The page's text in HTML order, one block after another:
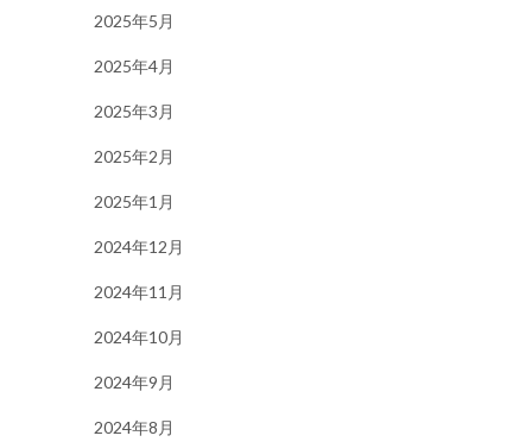
2025年5月
2025年4月
2025年3月
2025年2月
2025年1月
2024年12月
2024年11月
2024年10月
2024年9月
2024年8月